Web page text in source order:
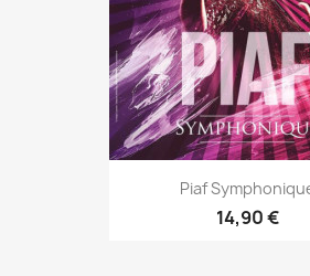
Piaf
14,90 €